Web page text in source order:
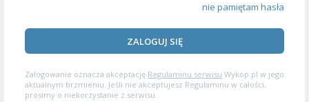
nie pamiętam hasła
ZALOGUJ SIĘ
Zalogowanie oznacza akceptację Regulaminu serwisu Wykop.pl w jego
aktualnym brzmieniu. Jeśli nie akceptujesz Regulaminu w całości,
prosimy o niekorzystanie z serwisu.